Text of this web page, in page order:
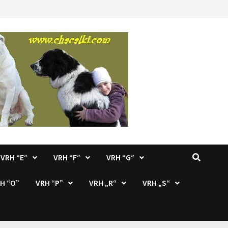
VRH “E” VRH “F” VRH “G”
“O” VRH “P” VRH „R“ VRH „S“